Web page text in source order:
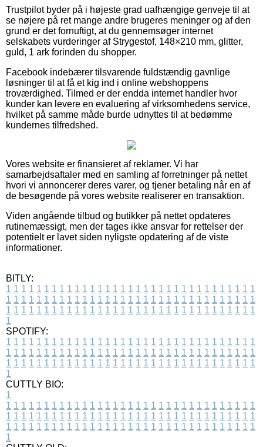
Trustpilot byder på i højeste grad uafhængige genveje til at
se nøjere på ret mange andre brugeres meninger og af den
grund er det fornuftigt, at du gennemsøger internet
selskabets vurderinger af Strygestof, 148×210 mm, glitter,
guld, 1 ark forinden du shopper.
Facebook indebærer tilsvarende fuldstændig gavnlige
løsninger til at få et kig ind i online webshoppens
troværdighed. Tilmed er der endda internet handler hvor
kunder kan levere en evaluering af virksomhedens service,
hvilket på samme måde burde udnyttes til at bedømme
kundernes tilfredshed.
Vores website er finansieret af reklamer. Vi har
samarbejdsaftaler med en samling af forretninger på nettet
hvori vi annoncerer deres varer, og tjener betaling når en af
de besøgende på vores website realiserer en transaktion.
Viden angående tilbud og butikker på nettet opdateres
rutinemæssigt, men der tages ikke ansvar for rettelser der
potentielt er lavet siden nyligste opdatering af de viste
informationer.
BITLY:
1 1 1 1 1 1 1 1 1 1 1 1 1 1 1 1 1 1 1 1 1 1 1 1 1 1 1 1 1 1 1 1 1
1 1 1 1 1 1 1 1 1 1 1 1 1 1 1 1 1 1 1 1 1 1 1 1 1 1 1 1 1 1 1 1 1
1 1 1 1 1 1 1 1 1 1 1 1 1 1 1 1 1 1 1 1 1 1 1 1 1 1 1 1 1 1 1 1 1
1
SPOTIFY:
1 1 1 1 1 1 1 1 1 1 1 1 1 1 1 1 1 1 1 1 1 1 1 1 1 1 1 1 1 1 1 1 1
1 1 1 1 1 1 1 1 1 1 1 1 1 1 1 1 1 1 1 1 1 1 1 1 1 1 1 1 1 1 1 1 1
1 1 1 1 1 1 1 1 1 1 1 1 1 1 1 1 1 1 1 1 1 1 1 1 1 1 1 1 1 1 1 1 1
1
CUTTLY BIO:
1
1 1 1 1 1 1 1 1 1 1 1 1 1 1 1 1 1 1 1 1 1 1 1 1 1 1 1 1 1 1 1 1 1
1 1 1 1 1 1 1 1 1 1 1 1 1 1 1 1 1 1 1 1 1 1 1 1 1 1 1 1 1 1 1 1 1
1 1 1 1 1 1 1 1 1 1 1 1 1 1 1 1 1 1 1 1 1 1 1 1 1 1 1 1 1 1 1 1 1
1